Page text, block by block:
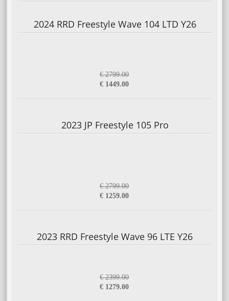
2024 RRD Freestyle Wave 104 LTD Y26
€ 2799.00
€ 1449.00
2023 JP Freestyle 105 Pro
€ 2799.00
€ 1259.00
2023 RRD Freestyle Wave 96 LTE Y26
€ 2399.00
€ 1279.00